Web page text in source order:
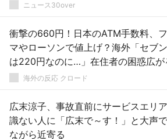
ニュース30over
衝撃の660円！日本のATM手数料、フ
マやローソンで値上げ？海外「セブ
は220円なのに…」在住者の困惑広が
海外の反応 クロード
広末涼子、事故直前にサービスエリ
識ない人に「広末で～す！」と大声
ながら近寄る